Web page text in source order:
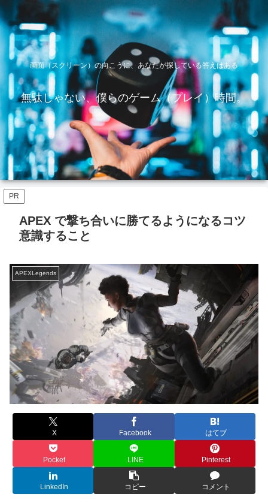
画面（スクリーン）の向こうに、あなたが探している答えはある
無駄じゃない、僕らのゲーム（プレイ）時間。
PR
APEX で撃ち合いに勝てるようになるコツ
意識すること
APEXLegends
X Facebook はてブ
Pocket LINE Pinterest
LinkedIn コピー コメント